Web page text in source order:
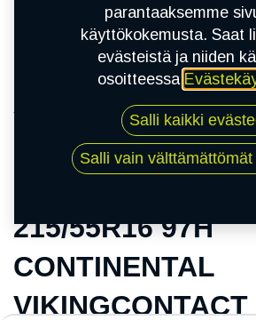
215/55R16 97H CONTINENTAL
VIKINGCONTACT 8 XL EVC
215/55R16 97H
CONTINENTAL
parantaaksemme
käyttökokemusta. Saat
evästeistä ja niiden
osoitteessa
Salli kaikki
Salli vain